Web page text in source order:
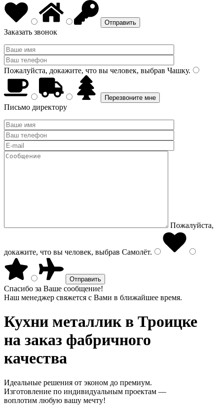
Заказать звонок
Пожалуйста, докажите, что вы человек, выбрав Чашку.
Письмо директору
Пожалуйста,
докажите, что вы человек, выбрав Самолёт.
Спасибо за Ваше сообщение!
Наш менеджер свяжется с Вами в ближайшее время.
Кухни металликв Троицке
на заказ фабричного
качества
Идеальные решения от эконом до премиум.
Изготовление по индивидуальным проектам —
воплотим любую вашу мечту!